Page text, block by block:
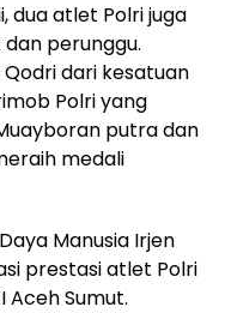
dua atlet Polri juga
perunggu.
dari kesatuan
Polri yang
putra dan
medali
Manusia Irjen
prestasi atlet Polri
Aceh Sumut.